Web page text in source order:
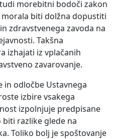
morebitni bodoči zakon
biti dolžna dopustiti
zdravstvenega zavoda na
Takšna
izhajati iz vplačanih
zavarovanje.
in odločbe Ustavnega
izbire vsakega
izpolnjuje predpisane
razlike glede na
Toliko bolj je spoštovanje